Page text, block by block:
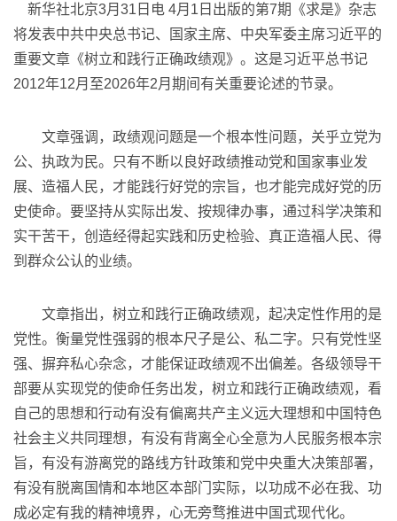
新华社北京3月31日电 4月1日出版的第7期《求是》杂志
将发表中共中央总书记、国家主席、中央军委主席习近平的
重要文章《树立和践行正确政绩观》。这是习近平总书记
2012年12月至2026年2月期间有关重要论述的节录。
文章强调，政绩观问题是一个根本性问题，关乎立党为
公、执政为民。只有不断以良好政绩推动党和国家事业发
展、造福人民，才能践行好党的宗旨，也才能完成好党的历
史使命。要坚持从实际出发、按规律办事，通过科学决策和
实干苦干，创造经得起实践和历史检验、真正造福人民、得
到群众公认的业绩。
文章指出，树立和践行正确政绩观，起决定性作用的是
党性。衡量党性强弱的根本尺子是公、私二字。只有党性坚
强、摒弃私心杂念，才能保证政绩观不出偏差。各级领导干
部要从实现党的使命任务出发，树立和践行正确政绩观，看
自己的思想和行动有没有偏离共产主义远大理想和中国特色
社会主义共同理想，有没有背离全心全意为人民服务根本宗
旨，有没有游离党的路线方针政策和党中央重大决策部署，
有没有脱离国情和本地区本部门实际，以功成不必在我、功
成必定有我的精神境界，心无旁骛推进中国式现代化。